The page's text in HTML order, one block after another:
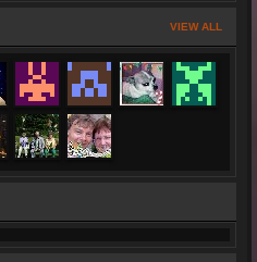
Boredom will have no chance when you attend a
VIEW ALL